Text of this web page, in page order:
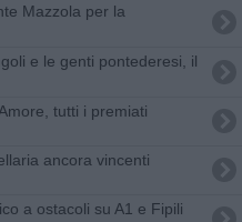
Mazzola per la
e le genti pontederesi, il
tutti i premiati
ancora vincenti
a ostacoli su A1 e Fipili